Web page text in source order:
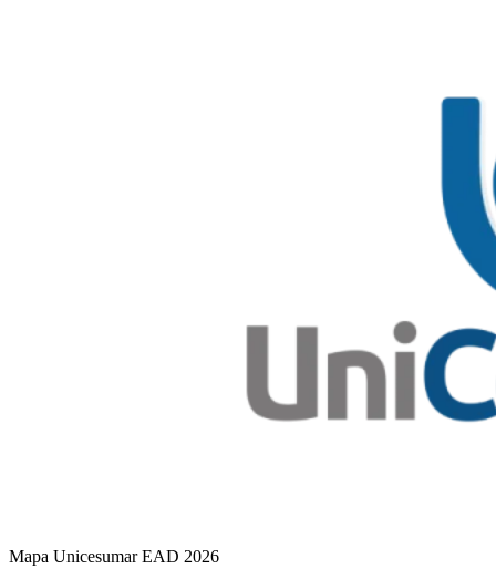
Mapa Unicesumar EAD 2026